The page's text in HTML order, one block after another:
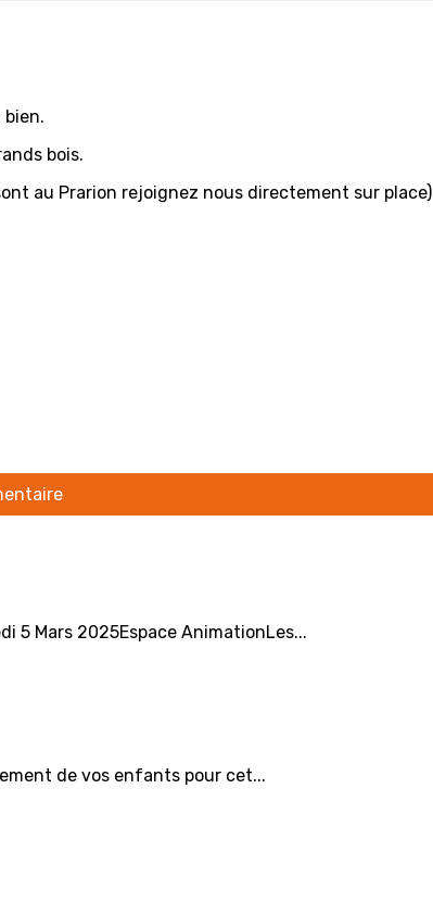
bien.
bois.
au Prarion rejoignez nous directement sur place)
5 Mars 2025Espace AnimationLes...
de vos enfants pour cet...